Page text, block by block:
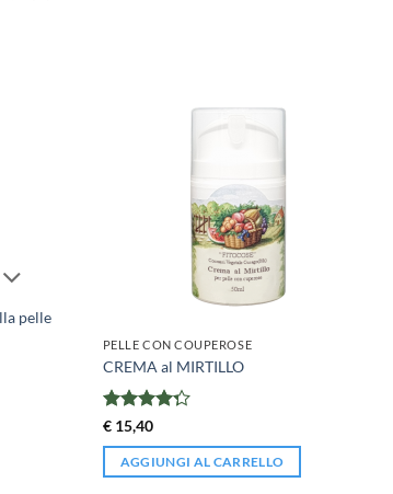
pelle
PELLE CON COUPEROSE
CREMA al MIRTILLO
Valutato
€15,40
AGGIUNGI AL CARRELLO